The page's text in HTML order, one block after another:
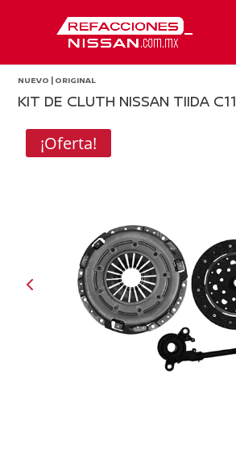
NUEVO | ORIGINAL
KIT DE CLUTH NISSAN TIIDA
¡Oferta!